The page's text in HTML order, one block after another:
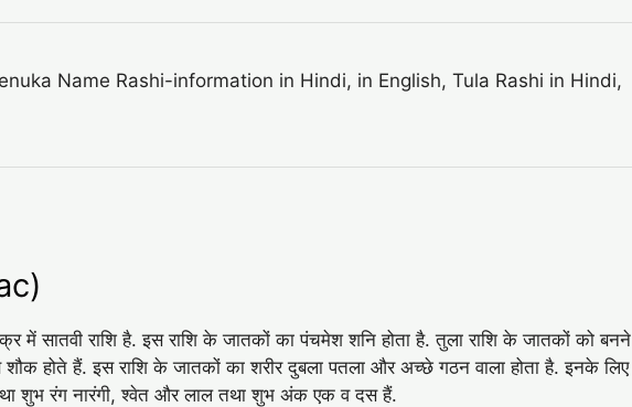
Name Rashi-information in Hindi, in English, Tula Rashi in Hindi,
में सातवी राशि है. इस राशि के जातकों का पंचमेश शनि होता है. तुला राशि के जातकों को बनने
होते हैं. इस राशि के जातकों का शरीर दुबला पतला और अच्‍छे गठन वाला होता है. इनके लिए
शुभ रंग नारंगी, श्‍वेत और लाल तथा शुभ अंक एक व दस हैं.